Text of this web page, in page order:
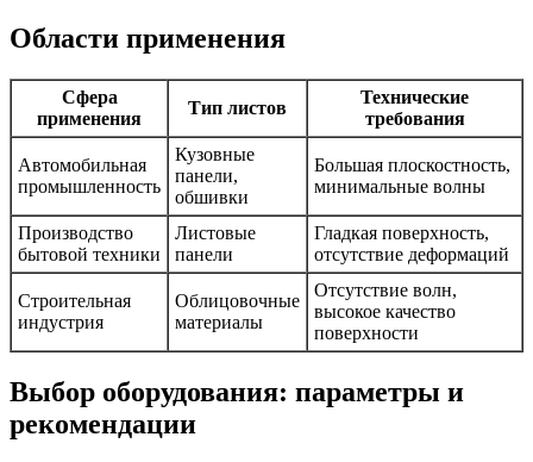
Области применения
Сфера
применения
Тип листов
Технические
требования
Автомобильная
промышленность
Кузовные
панели,
обшивки
Большая плоскостность,
минимальные волны
Производство
бытовой техники
Листовые
панели
Гладкая поверхность,
отсутствие деформаций
Строительная
индустрия
Облицовочные
материалы
Отсутствие волн,
высокое качество
поверхности
Выбор оборудования: параметры и
рекомендации